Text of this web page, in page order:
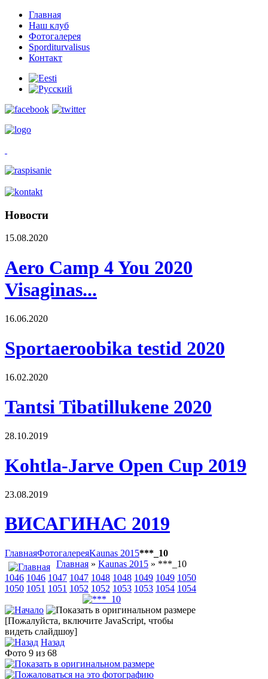
Главная
Наш клуб
Фотогалерея
Sporditurvalisus
Контакт
Новости
15.08.2020
Aero Camp 4 You 2020
Visaginas...
16.06.2020
Sportaeroobika testid 2020
16.02.2020
Tantsi Tibatillukene 2020
28.10.2019
Kohtla-Jarve Open Cup 2019
23.08.2019
ВИСАГИНАС 2019
ГлавнаяФотогалереяKaunas 2015***_10
Главная » Kaunas 2015 » ***_10
1046 1046 1047 1047 1048 1048 1049 1049 1050
1050 1051 1051 1052 1052 1053 1053 1054 1054
[Пожалуйста, включите JavaScript, чтобы
видеть слайдшоу]
Назад
Фото 9 из 68